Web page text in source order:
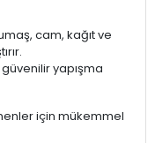
cam, kağıt ve
yapışma
için mükemmel